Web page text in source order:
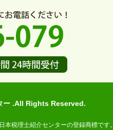
ー .All Rights Reserved.
税理士紹介センターの登録商標です。